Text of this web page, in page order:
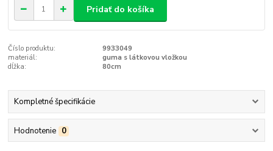
Pridať do košíka
Číslo produktu:
9933049
materiál:
guma s látkovou vložkou
dĺžka:
80cm
Kompletné špecifikácie
Hodnotenie 0